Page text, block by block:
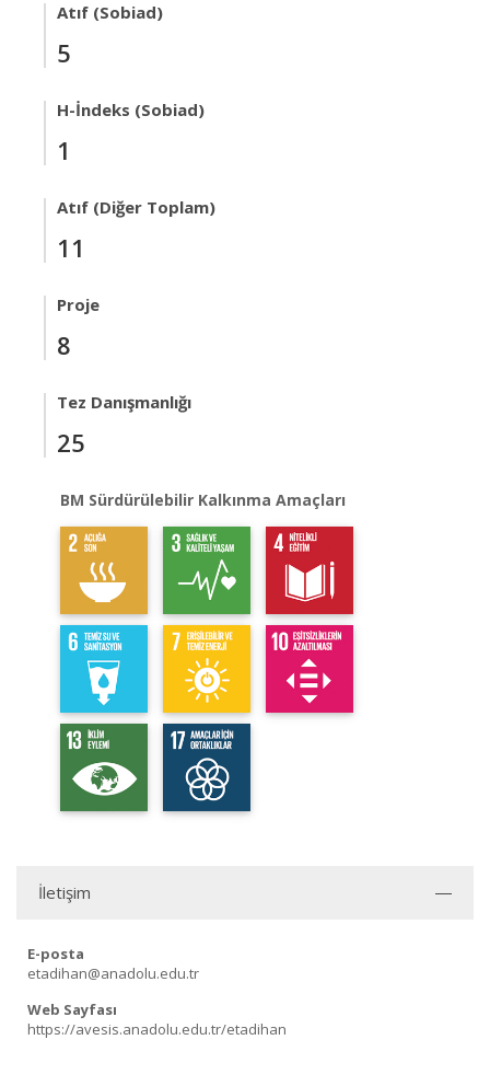
Atıf (Sobiad)
5
H-İndeks (Sobiad)
1
Atıf (Diğer Toplam)
11
Proje
8
Tez Danışmanlığı
25
BM Sürdürülebilir Kalkınma Amaçları
İletişim
E-posta
etadihan@anadolu.edu.tr
Web Sayfası
https://avesis.anadolu.edu.tr/etadihan